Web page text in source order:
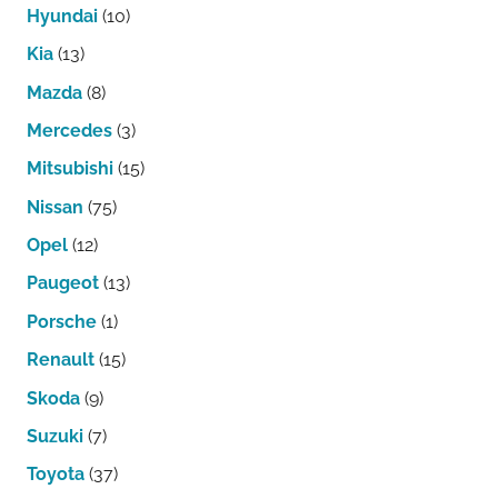
Hyundai (10)
Kia (13)
Mazda (8)
Mercedes (3)
Mitsubishi (15)
Nissan (75)
Opel (12)
Paugeot (13)
Porsche (1)
Renault (15)
Skoda (9)
Suzuki (7)
Toyota (37)